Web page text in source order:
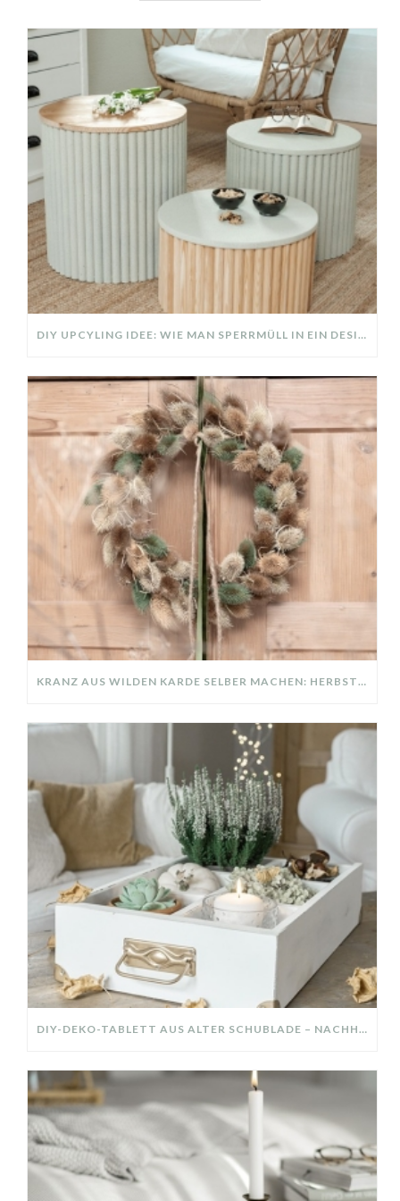
DIY UPCYLING IDEE: WIE MAN SPERRMÜLL IN EIN DESIGNER TEIL VERWANDELT
KRANZ AUS WILDEN KARDE SELBER MACHEN: HERBSTDEKO GANZ EINFACH
DIY-DEKO-TABLETT AUS ALTER SCHUBLADE – NACHHALTIGE HERBSTDEKO SELBER MACHEN!